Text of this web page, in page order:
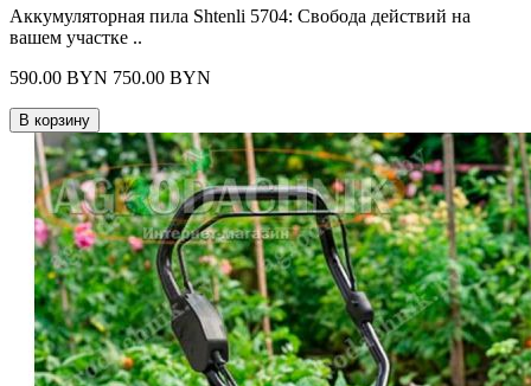
Аккумуляторная пила Shtenli 5704: Свобода действий на
вашем участке ..
590.00 BYN 750.00 BYN
В корзину